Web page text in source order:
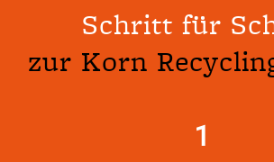
Schritt für
zur Korn
1